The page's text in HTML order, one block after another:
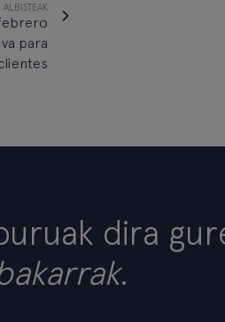
para
dira
.